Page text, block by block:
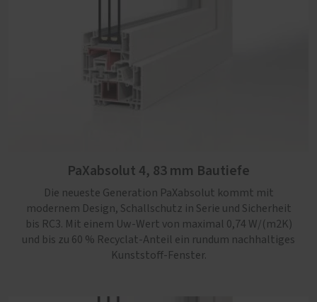
PaXabsolut 4, 83 mm Bautiefe
Die neueste Generation PaXabsolut kommt mit
modernem Design, Schallschutz in Serie und Sicherheit
bis RC3. Mit einem Uw-Wert von maximal 0,74 W/(m2K)
und bis zu 60 % Recyclat-Anteil ein rundum nachhaltiges
Kunststoff-Fenster.
bis RC3. Mit einem Uw-Wert von maximal 0,74 W/(m2K)
Kunststoff-Fenster.